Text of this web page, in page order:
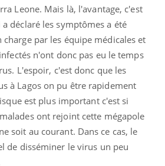
Leone. Mais là, l'avantage, c'est
déclaré les symptômes a été
par les équipe médicales et
n'ont donc pas eu le temps
L'espoir, c'est donc que les
à Lagos on pu être rapidement
est plus important c'est si
ont rejoint cette mégapole
soit au courant. Dans ce cas, le
de disséminer le virus un peu